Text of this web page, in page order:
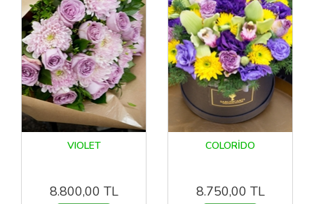
VIOLET
8.800,00 TL
COLORİDO
8.750,00 TL